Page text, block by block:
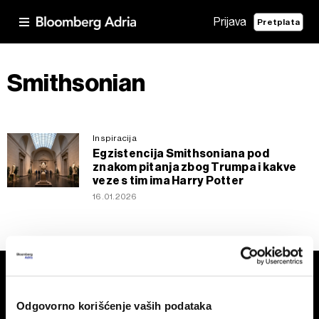
Odgovorno korišćenje vaših podataka
Prijava Pretplata
Smithsonian
Inspiracija
Egzistencija Smithsoniana pod
znakom pitanja zbog Trumpa i kakve
veze s tim ima Harry Potter
16.01.2026